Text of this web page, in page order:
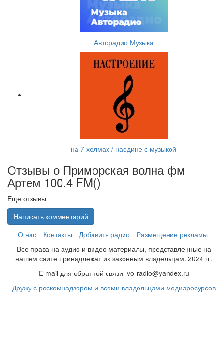
Авторадио Музыка
на 7 холмах / наедине с музыкой
Отзывы о Приморская волна фм
Артем 100.4 FM()
Еще отзывы
Написать комментарий
О нас
Контакты Добавить радио
Размещение рекламы
Все права на аудио и видео материалы, представленные на
нашем сайте принадлежат их законным владельцам. 2024 гг.
E-mail для обратной связи: vo-radio@yandex.ru
Дружу с роскомнадзором и всеми владельцами медиаресурсов